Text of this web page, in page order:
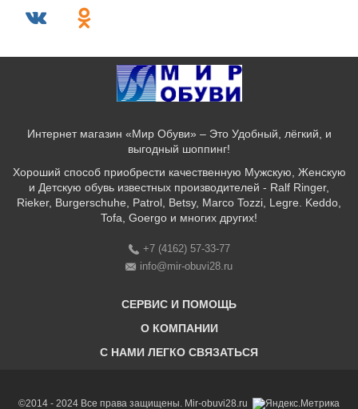
Интернет магазин «Мир Обуви» – Это Удобный, лёгкий, и
выгодный шоппинг!
Хороший способ приобрести качественную Мужскую, Женскую
и Детскую обувь известных производителей - Ralf Ringer,
Rieker, Burgerschuhe, Patrol, Betsy, Marco Tozzi, Legre. Keddo,
Tofa, Goergo и многих других!
+7 (4162) 57-33-77
info@mir-obuvi28.ru
СЕРВИС И ПОМОЩЬ
Бонусная программа
О КОМПАНИИ
C НАМИ ЛЕГКО СВЯЗАТЬСЯ
©2014 - 2024 Все права защищены. Mir-obuvi28.ru